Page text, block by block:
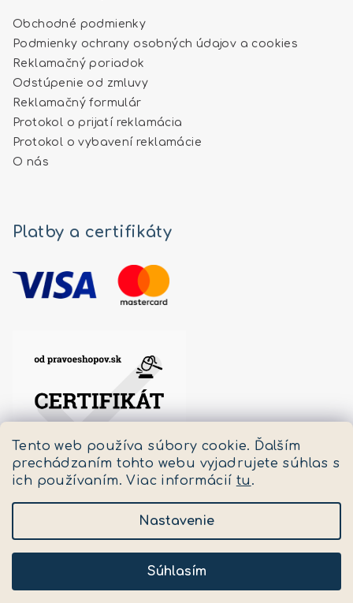
Tento web používa súbory cookie. Ďalším
prechádzaním tohto webu vyjadrujete súhlas s
ich používaním. Viac informácií tu .
Nastavenie
Súhlasím
Obchodné podmienky
Podmienky ochrany osobných údajov a cookies
Reklamačný poriadok
Odstúpenie od zmluvy
Reklamačný formulár
Protokol o prijatí reklamácia
Protokol o vybavení reklamácie
O nás
Platby a certifikáty
Copyright 2026Pastello. Všetky práva vyhradené.
Upraviť nastavenie cookies